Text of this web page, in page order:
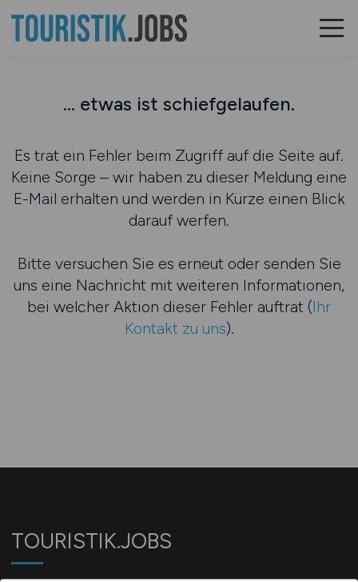
... etwas ist schiefgelaufen.
Es trat ein Fehler beim Zugriff auf die Seite auf.
Keine Sorge – wir haben zu dieser Meldung eine
E-Mail erhalten und werden in Kürze einen Blick
darauf werfen.
Bitte versuchen Sie es erneut oder senden Sie
uns eine Nachricht mit weiteren Informationen,
bei welcher Aktion dieser Fehler auftrat (Ihr
Kontakt zu uns).
TOURISTIK.JOBS